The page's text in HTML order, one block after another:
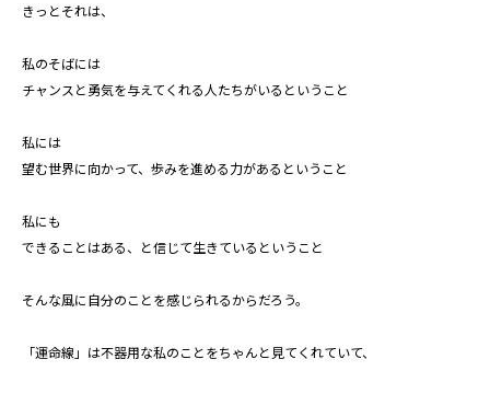
きっとそれは、
私のそばには
チャンスと勇気を与えてくれる人たちがいるということ
私には
望む世界に向かって、歩みを進める力があるということ
私にも
できることはある、と信じて生きているということ
そんな風に自分のことを感じられるからだろう。
「運命線」は不器用な私のことをちゃんと見てくれていて、